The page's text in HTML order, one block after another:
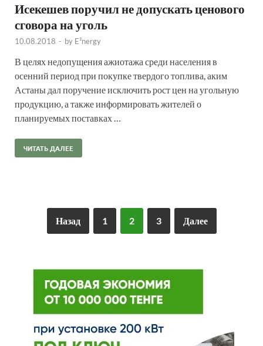
Исекешев поручил не допускать ценового
сговора на уголь
10.08.2018 - by E²nergy
В целях недопущения ажиотажа среди населения в
осенний период при покупке твердого топлива, аким
Астаны дал поручение исключить рост цен на угольную
продукцию, а также информировать жителей о
планируемых поставках …
ЧИТАТЬ ДАЛЕЕ
Назад 1 2 3 Далее